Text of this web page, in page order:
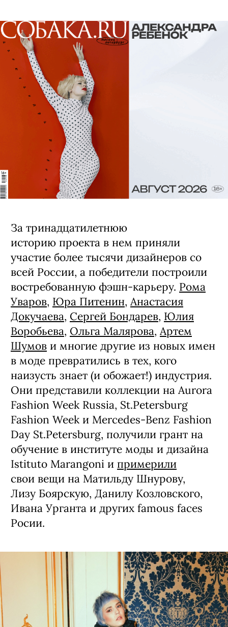
За тринадцатилетнюю
историю проекта в нем приняли
участие более тысячи дизайнеров со
всей России, а победители построили
востребованную фэшн-карьеру. Рома
Уваров, Юра Питенин, Анастасия
Докучаева, Сергей Бондарев, Юлия
Воробьева, Ольга Малярова, Артем
Шумов и многие другие из новых имен
в моде превратились в тех, кого
наизусть знает (и обожает!) индустрия.
Они представили коллекции на Aurora
Fashion Week Russia, St.Petersburg
Fashion Week и Mercedes-Benz Fashion
Day St.Petersburg, получили грант на
обучение в институте моды и дизайна
Istituto Marangoni и примерили
свои вещи на Матильду Шнурову,
Лизу Боярскую, Данилу Козловского,
Ивана Урганта и других famous faces
Росии.